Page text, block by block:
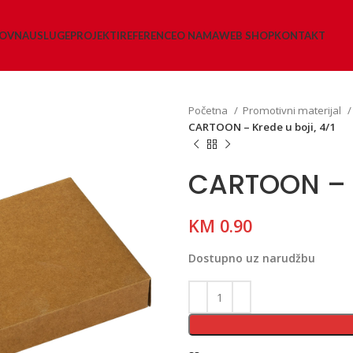
USLUGEPROJEKTIREFERENCEO NAMAWEB SHOPKONTAKT
Početna
Promotivni materijal
CARTOON – Krede u boji, 4/1
CARTOON
KM 0.90
Dostupno uz narudžbu